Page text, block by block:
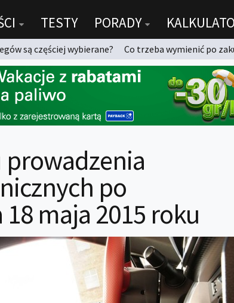
TESTY PORADY
są częściej wybierane? Co trzeba wymienić po
prowadzenia
po
maja 2015 roku